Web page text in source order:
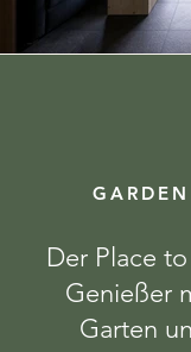
Der Place
Genießer
Garten